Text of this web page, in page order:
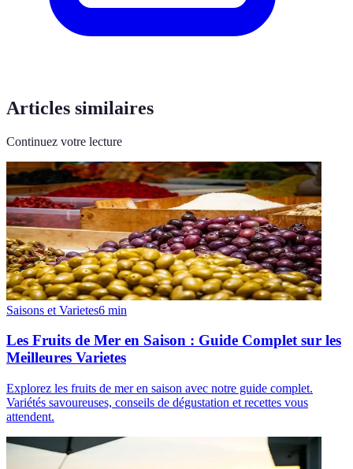
Articles similaires
Continuez votre lecture
Saisons et Varietes6 min
Les Fruits de Mer en Saison : Guide Complet sur les
Meilleures Varietes
Explorez les fruits de mer en saison avec notre guide complet.
Variétés savoureuses, conseils de dégustation et recettes vous
attendent.